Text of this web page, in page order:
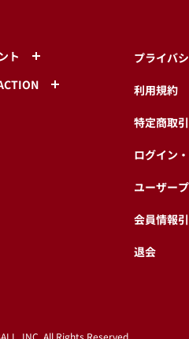
ト
プライバ
利用規約
特定商取
ログイン
ユーザー
会員情報
退会
INC. All Rights Reserved.